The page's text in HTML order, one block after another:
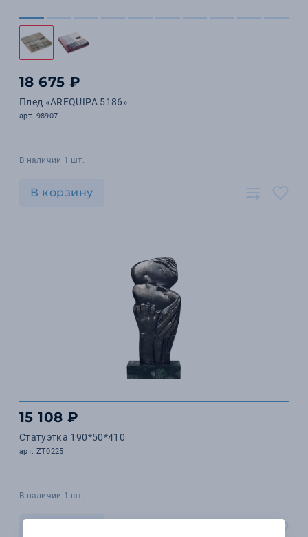
18 675 ₽
Плед «AREQUIPA 5186»
арт. 98907
В наличии 1 шт.
В корзину
15 108 ₽
Статуэтка 190*50*410
арт. ZT0225
В наличии 1 шт.